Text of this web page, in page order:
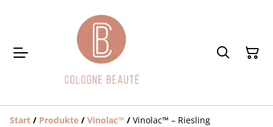
Start / Produkte / Vinolac™️ / Vinolac™️ – Riesling